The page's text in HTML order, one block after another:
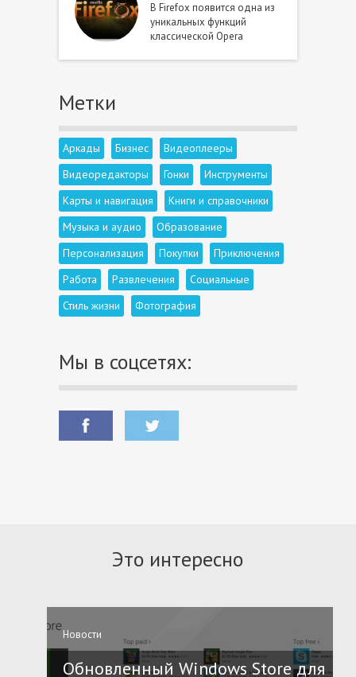
В Firefox появится одна из
уникальных функций
классической Opera
Метки
Аркады Бизнес
Видеоплееры
Видеоредакторы
Гонки
Инструменты
Карты и навигация
Книги и справочники
Музыка и аудио
Образование
Персонализация
Покупки
Приключения
Работа
Развлечения
Социальные
Стиль жизни
Фотография
Мы в соцсетях:
Это интересно
Новости
Обновленный Windows Store для